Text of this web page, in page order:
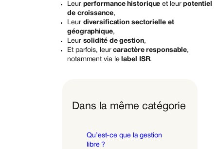
Leur performance historique et leurpotentiel
de croissance,
Leur diversification sectorielle et
géographique,
Leur solidité de gestion,
Et parfois, leurcaractère responsable,
notamment via le label ISR.
Dans la même catégorie
Qu’est-ce que la gestion
libre ?